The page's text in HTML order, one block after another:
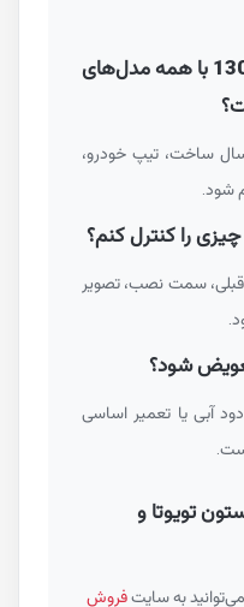
با همه مدل‌های
ساخت، تیپ خودرو،
را کنترل کنم؟
سمت نصب، تصویر
شود؟
یا تعمیر اساسی
تویوتا و
به سایتفروش